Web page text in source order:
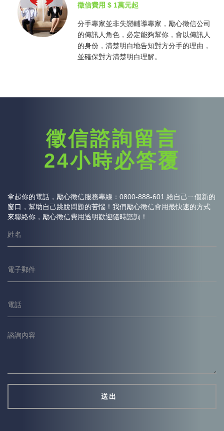
徵信費用 $ 1萬元起
分手專家並非失戀輔導專家，勵心徵信公司
的傳訊人角色，必定能夠幫你，會以傳訊人
的身份，清楚明白地告知對方分手的理由，
並確保對方清楚明白理解。
徵信諮詢留言
24小時必答覆
拿起你的電話，勵心徵信服務專線：0800-888-601 給自己ㄧ個新的
窗口，幫助自己跳脫問題的苦惱！我們勵心徵信會用最快速的方式
來聯絡你，勵心徵信費用透明歡迎隨時諮詢！